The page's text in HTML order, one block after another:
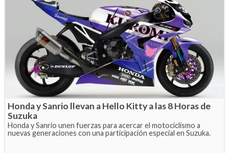
Honda y Sanrio llevan a Hello Kitty a las 8 Horas de
Suzuka
Honda y Sanrio unen fuerzas para acercar el motociclismo a
nuevas generaciones con una participación especial en Suzuka.